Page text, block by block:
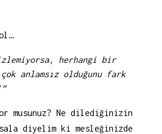
herhangi bir
çok anlamsız olduğunu fark
musunuz? Ne dilediğinizin
diyelim ki mesleğinizde